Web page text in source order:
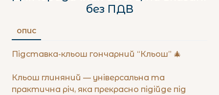
без ПДВ
ОПИС
Підставка-кльош гончарний “Кльош” 🎄
Кльош глиняний — універсальна та
практична річ, яка прекрасно підійде під